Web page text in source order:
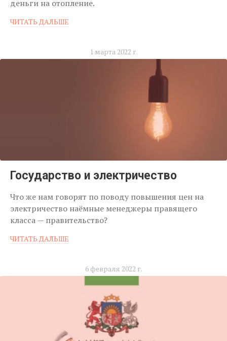
деньги на отопление.
ЧИТАТЬ ДАЛЬШЕ
1 марта 2022 г.
Государство и электричество
Что же нам говорят по поводу повышения цен на
электричество наёмные менеджеры правящего
класса — правительство?
ЧИТАТЬ ДАЛЬШЕ
6 февраля 2022 г.